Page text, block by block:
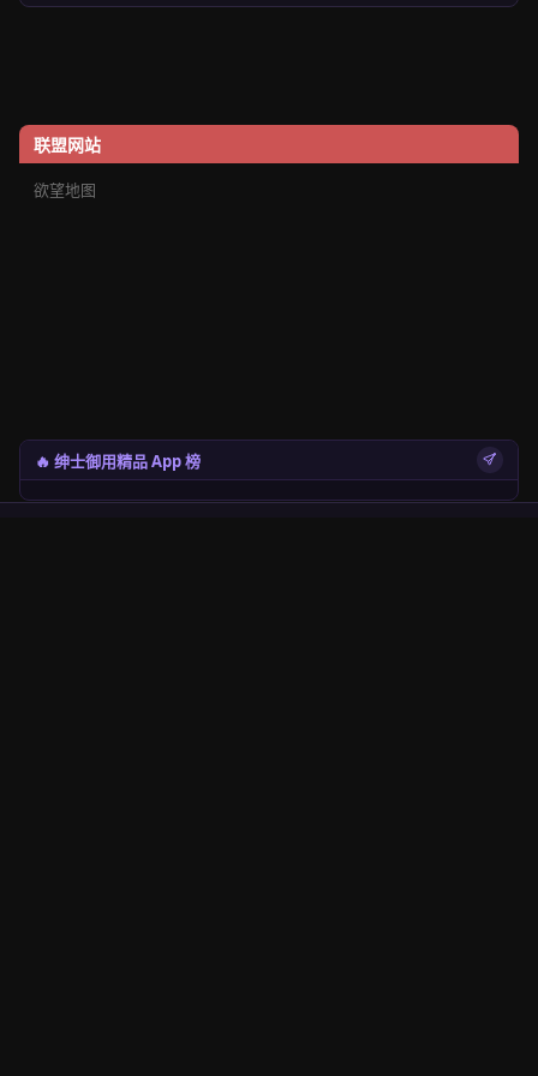
联盟网站
欲望地图
🔥 绅士御用精品 App 榜